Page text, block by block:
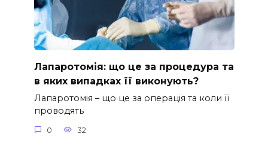
Лапаротомія: що це за процедура та
в яких випадках її виконують?
Лапаротомія – що це за операція та коли її
проводять
0 32